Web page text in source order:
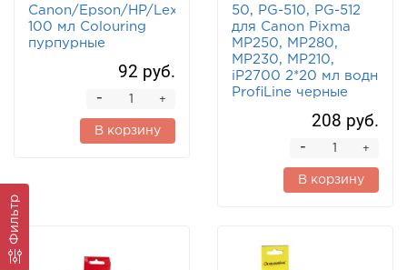
Фильтр
Canon/Epson/HP/Lexmark
100 мл Colouring
пурпурные
92 руб.
+
-
В корзину
50, PG-510, PG-512
для Canon Pixma
MP250, MP280,
MP230, MP210,
iP2700 2*20 мл водн
ProfiLine черные
208 руб.
+
-
В корзину